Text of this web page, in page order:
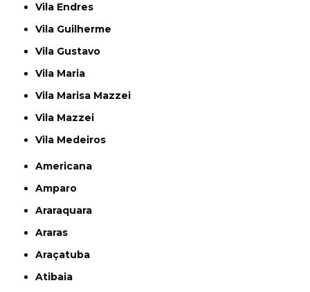
Vila Endres
Vila Guilherme
Vila Gustavo
Vila Maria
Vila Marisa Mazzei
Vila Mazzei
Vila Medeiros
Americana
Amparo
Araraquara
Araras
Araçatuba
Atibaia